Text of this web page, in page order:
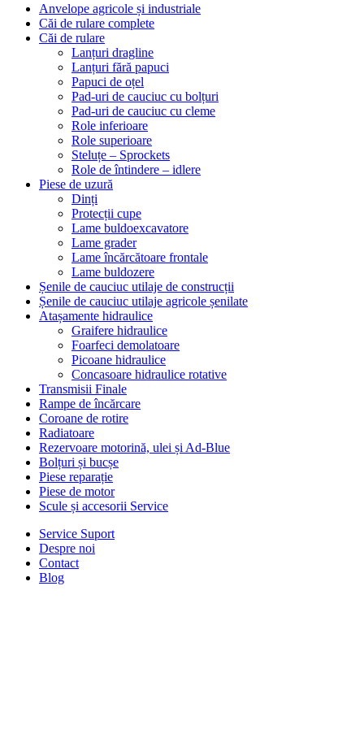
Anvelope agricole și industriale
Căi de rulare complete
Căi de rulare
Lanțuri dragline
Lanțuri fără papuci
Papuci de oțel
Pad-uri de cauciuc cu bolțuri
Pad-uri de cauciuc cu cleme
Role inferioare
Role superioare
Steluțe – Sprockets
Role de întindere – idlere
Piese de uzură
Dinți
Protecții cupe
Lame buldoexcavatore
Lame grader
Lame încărcătoare frontale
Lame buldozere
Șenile de cauciuc utilaje de construcții
Șenile de cauciuc utilaje agricole șenilate
Atașamente hidraulice
Graifere hidraulice
Foarfeci demolatoare
Picoane hidraulice
Concasoare hidraulice rotative
Transmisii Finale
Rampe de încărcare
Coroane de rotire
Radiatoare
Rezervoare motorină, ulei și Ad-Blue
Bolțuri și bucșe
Piese reparație
Piese de motor
Scule și accesorii Service
Service Suport
Despre noi
Contact
Blog